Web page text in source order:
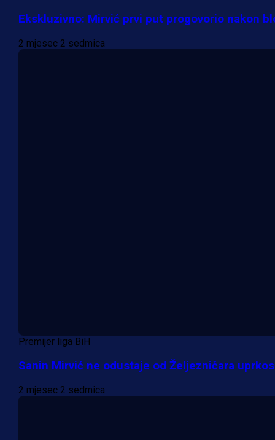
Ekskluzivno: Mirvić prvi put progovorio nakon
2 mjesec 2 sedmica
Premijer liga BiH
Sanin Mirvić ne odustaje od Željezničara
2 mjesec 2 sedmica